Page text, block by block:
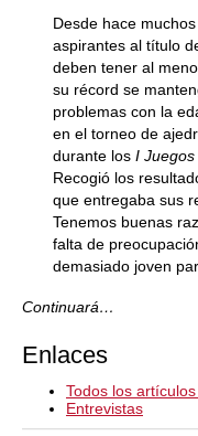
Desde hace
aspirantes al título
deben tener al
su récord se
problemas con la
en el torneo de
durante los I
Recogió los
que entregaba sus
Tenemos buenas
falta de
demasiado joven
Continuará…
Enlaces
Todos los
Entrevistas